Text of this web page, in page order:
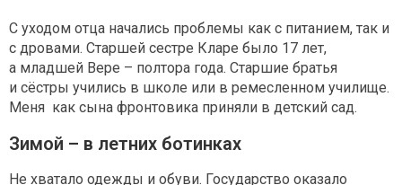
С уходом отца начались проблемы как с питанием, так и
с дровами. Старшей сестре Кларе было 17 лет,
а младшей Вере – полтора года. Старшие братья
и сёстры учились в школе или в ремесленном училище.
Меня как сына фронтовика приняли в детский сад.
Зимой – в летних ботинках
Не хватало одежды и обуви. Государство оказало